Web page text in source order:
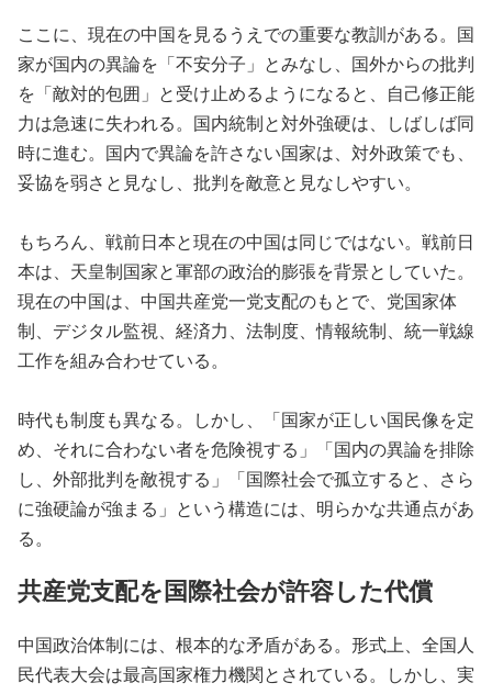
ここに、現在の中国を見るうえでの重要な教訓がある。国
家が国内の異論を「不安分子」とみなし、国外からの批判
を「敵対的包囲」と受け止めるようになると、自己修正能
力は急速に失われる。国内統制と対外強硬は、しばしば同
時に進む。国内で異論を許さない国家は、対外政策でも、
妥協を弱さと見なし、批判を敵意と見なしやすい。
もちろん、戦前日本と現在の中国は同じではない。戦前日
本は、天皇制国家と軍部の政治的膨張を背景としていた。
現在の中国は、中国共産党一党支配のもとで、党国家体
制、デジタル監視、経済力、法制度、情報統制、統一戦線
工作を組み合わせている。
時代も制度も異なる。しかし、「国家が正しい国民像を定
め、それに合わない者を危険視する」「国内の異論を排除
し、外部批判を敵視する」「国際社会で孤立すると、さら
に強硬論が強まる」という構造には、明らかな共通点があ
る。
共産党支配を国際社会が許容した代償
中国政治体制には、根本的な矛盾がある。形式上、全国人
民代表大会は最高国家権力機関とされている。しかし、実